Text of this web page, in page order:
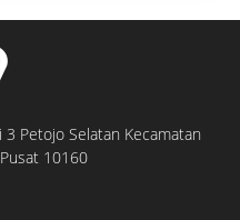
3 Petojo Selatan Kecamatan
10160